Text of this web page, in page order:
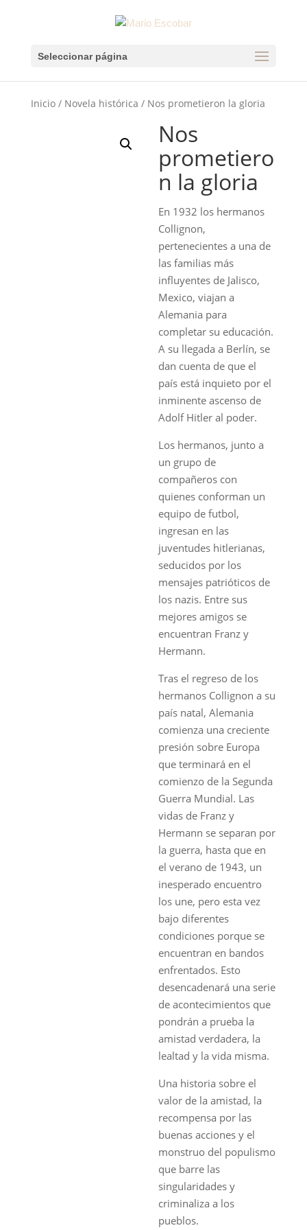
Seleccionar página
Inicio/ Novela histórica / Nos prometieron la gloria
Nos
prometiero
n la gloria
En 1932 los hermanos
Collignon,
pertenecientes a una de
las familias más
influyentes de Jalisco,
Mexico, viajan a
Alemania para
completar su educación.
A su llegada a Berlín, se
dan cuenta de que el
país está inquieto por el
inminente ascenso de
Adolf Hitler al poder.
Los hermanos, junto a
un grupo de
compañeros con
quienes conforman un
equipo de futbol,
ingresan en las
juventudes hitlerianas,
seducidos por los
mensajes patrióticos de
los nazis. Entre sus
mejores amigos se
encuentran Franz y
Hermann.
Tras el regreso de los
hermanos Collignon a su
país natal, Alemania
comienza una creciente
presión sobre Europa
que terminará en el
comienzo de la Segunda
Guerra Mundial. Las
vidas de Franz y
Hermann se separan por
la guerra, hasta que en
el verano de 1943, un
inesperado encuentro
los une, pero esta vez
bajo diferentes
condiciones porque se
encuentran en bandos
enfrentados. Esto
desencadenará una serie
de acontecimientos que
pondrán a prueba la
amistad verdadera, la
lealtad y la vida misma.
Una historia sobre el
valor de la amistad, la
recompensa por las
buenas acciones y el
monstruo del populismo
que barre las
singularidades y
criminaliza a los
pueblos.